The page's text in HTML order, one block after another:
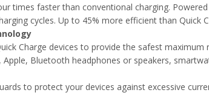
times faster than conventional charging.
cycles. Up to 45% more efficient than
Charge devices to provide the safest
Bluetooth headphones or speakers,
to protect your devices against excessive